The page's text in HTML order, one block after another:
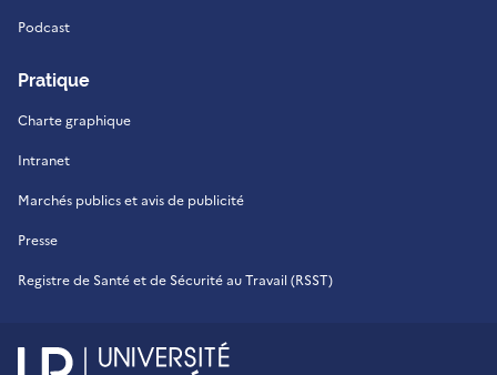
Podcast
Pratique
Charte graphique
Intranet
Marchés publics et avis de publicité
Presse
Registre de Santé et de Sécurité au Travail (RSST)